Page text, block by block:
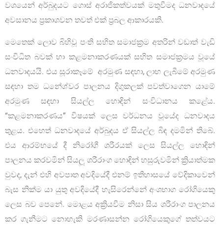
වශයෙන් අර්බුදයට ගොස් අරාජිකත්වයක් මතුවීමද ධනවාදයේ
අවසානය ප‍්‍රකාශවන තවත් එක් ප‍්‍රබල ආකාරයකි.
මෙතෙක් ලොව බිහිවූ පංති සහිත සමාජක්‍රම අතරින් වඩාත් වැඩි
සංවිධිත බවක් හා කළමනාකරණයක් සහිත සමාජක්‍රමය වූයේ
ධනවාදයයි. එය සූරාකෑමේ අරමුණ සඳහා, ලාභ ලැබීමේ අරමුණ
සඳහා තම ධනේශ්වර පාලනය දිගුකලක් පවත්වාගෙන යාමේ
අරමුණ සඳහා සියල්ල හොඳින් සංවිධානය කළේය.
“කළමනාකරණය” විෂයක් ලෙස වර්ධනය වූයේද ධනවාදය
තුළය. එහෙත් ධනවාදයේ අර්බුදය ඒ සියල්ල බිඳ දමමින් තිබේ.
එය ආරම්භයේ දී නිරෝගී ශරීරයක් ලෙස සියල්ල හොඳින්
පාලනය කරවමින් සියලූ ශරීරාංග හොඳින් හසුරුවමින් ක්‍රියාත්මක
වුවද, දැන් එහි අවපාත අවදියේදී එනම් ඉතිහාසයේ වේදිකාවෙන්
බැස නික්ම යා යුතු අවදියේදී හැසිරෙන්නේ අංශභාග රෝගියෙකු
ලෙස බව පෙනේ. මොළය අක්‍රියවීම නිසා සිය ශරීරාංග පාලනය
කර ගැනීමට නොහැකි මරණාසන්න රෝගියෙකුගේ තත්වයට